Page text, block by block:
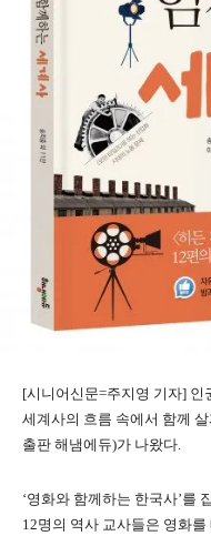
[시니어신문=주지영 기자] 인
세계사의 흐름 속에서 함께
출판 해냄에듀)가 나왔다.
‘영화와 함께하는 한국사’를
12명의 역사 교사들은 영화